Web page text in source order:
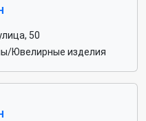
50
Ювелирные изделия